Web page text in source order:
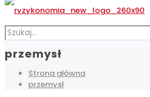
przemysł
Strona główna
przemysł